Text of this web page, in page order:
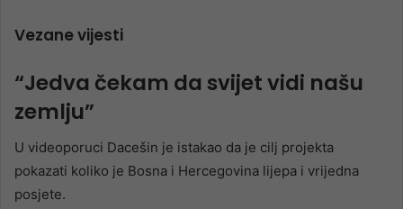
Vezane vijesti
“Jedva čekam da svijet vidi našu
zemlju”
U videoporuci Dacešin je istakao da je cilj projekta
pokazati koliko je Bosna i Hercegovina lijepa i vrijedna
posjete.